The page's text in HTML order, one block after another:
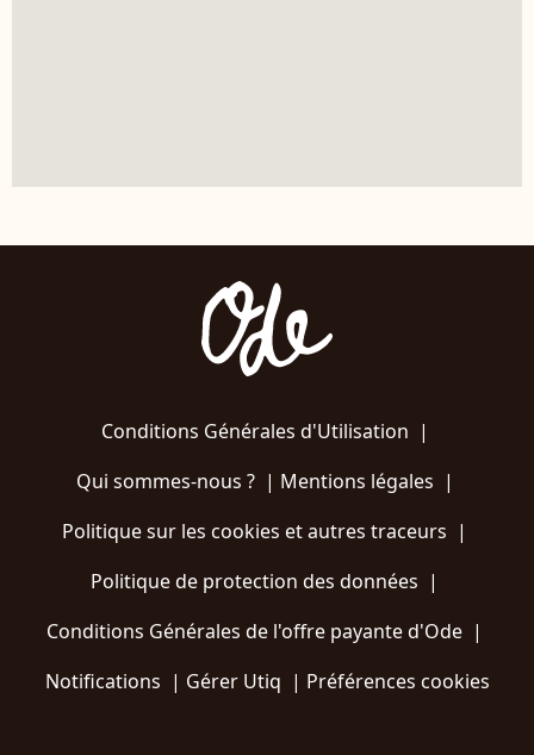
Conditions Générales d'Utilisation |
Qui sommes-nous ?| Mentions légales |
Politique sur les cookies et autres traceurs |
Politique de protection des données |
Conditions Générales de l'offre payante d'Ode |
Notifications | Gérer Utiq | Préférences cookies